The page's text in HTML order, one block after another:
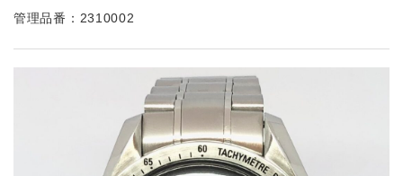
管理品番：2310002